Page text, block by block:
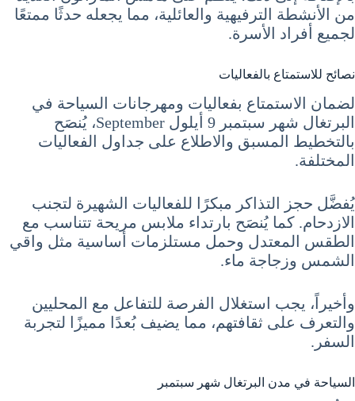
من الأنشطة الترفيهية والعائلية، مما يجعله حدثًا ممتعًا
لجميع أفراد الأسرة.
نصائح للاستمتاع بالفعاليات
لضمان الاستمتاع بفعاليات ومهرجانات السياحة في
البرتغال شهر سبتمبر 9 أيلول September، يُنصَح
بالتخطيط المسبق والاطلاع على جداول الفعاليات
المختلفة.
يُفضَّل حجز التذاكر مبكرًا للفعاليات الشهيرة لتجنب
الازدحام. كما يُنصَح بارتداء ملابس مريحة تتناسب مع
الطقس المعتدل وحمل مستلزمات أساسية مثل واقي
الشمس وزجاجة ماء.
وأخيراً، يجب استغلال الفرصة للتفاعل مع المحليين
والتعرف على ثقافتهم، مما يضيف بُعدًا مميزًا لتجربة
السفر.
السياحة في مدن البرتغال شهر سبتمبر